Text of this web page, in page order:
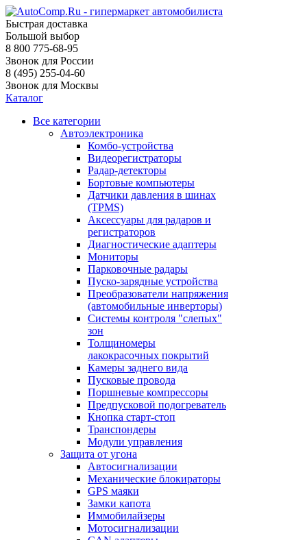
Быстрая доставка
Большой выбор
8 800 775-68-95
Звонок для России
8 (495) 255-04-60
Звонок для Москвы
Каталог
Все категории
Автоэлектроника
Комбо-устройства
Видеорегистраторы
Радар-детекторы
Бортовые компьютеры
Датчики давления в шинах
(TPMS)
Аксессуары для радаров и
регистраторов
Диагностические адаптеры
Мониторы
Парковочные радары
Пуско-зарядные устройства
Преобразователи напряжения
(автомобильные инверторы)
Системы контроля "слепых"
зон
Толщиномеры
лакокрасочных покрытий
Камеры заднего вида
Пусковые провода
Поршневые компрессоры
Предпусковой подогреватель
Кнопка старт-стоп
Транспондеры
Модули управления
Защита от угона
Автосигнализации
Механические блoкираторы
GPS маяки
Замки капота
Иммобилайзеры
Мотосигнализации